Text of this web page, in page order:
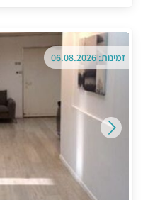
זמינות: 06.08.2026